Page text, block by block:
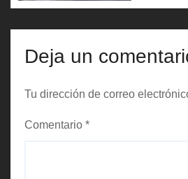
n
t
a
d
Deja un
Tu dirección de correo
Comentario *